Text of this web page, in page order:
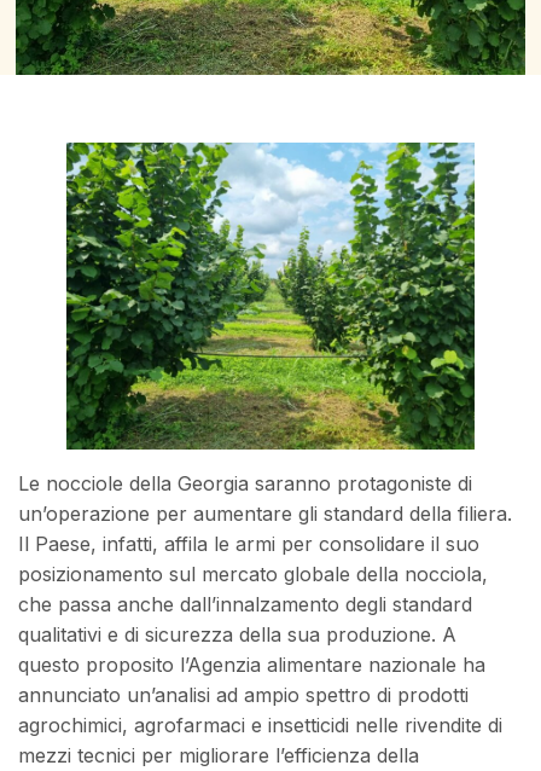
Le nocciole della Georgia saranno protagoniste di
un’operazione per aumentare gli standard della filiera.
Il Paese, infatti, affila le armi per consolidare il suo
posizionamento sul mercato globale della nocciola,
che passa anche dall’innalzamento degli standard
qualitativi e di sicurezza della sua produzione. A
questo proposito l’Agenzia alimentare nazionale ha
annunciato un’analisi ad ampio spettro di prodotti
agrochimici, agrofarmaci e insetticidi nelle rivendite di
mezzi tecnici per migliorare l’efficienza della